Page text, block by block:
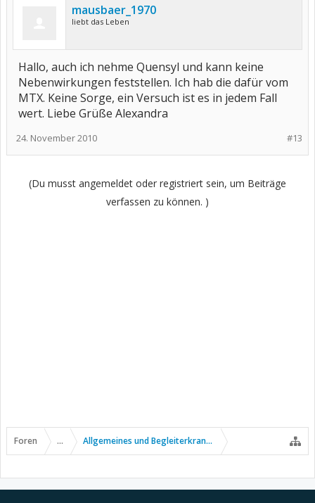
mausbaer_1970
liebt das Leben
Hallo, auch ich nehme Quensyl und kann keine
Nebenwirkungen feststellen. Ich hab die dafür vom
MTX. Keine Sorge, ein Versuch ist es in jedem Fall
wert. Liebe Grüße Alexandra
#13
24. November 2010
(Du musst angemeldet oder registriert sein, um Beiträge
verfassen zu können. )
Foren ... Allgemeines und Begleiterkrankungen